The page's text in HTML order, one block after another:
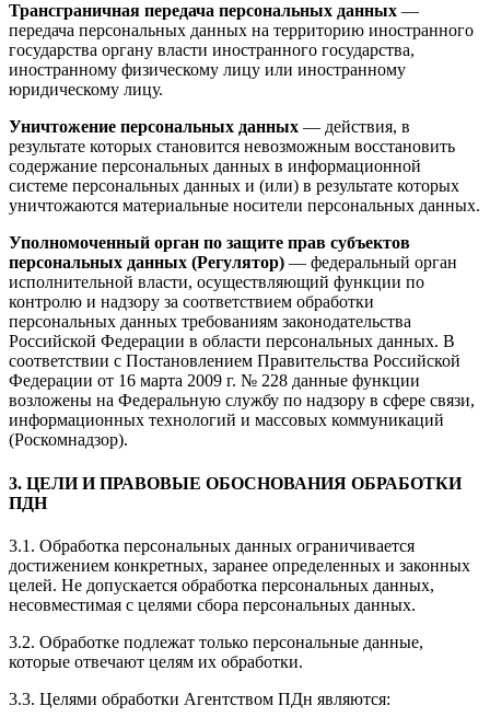
Трансграничная передача персональных данных —
передача персональных данных на территорию иностранного
государства органу власти иностранного государства,
иностранному физическому лицу или иностранному
юридическому лицу.
Уничтожение персональных данных — действия, в
результате которых становится невозможным восстановить
содержание персональных данных в информационной
системе персональных данных и (или) в результате которых
уничтожаются материальные носители персональных данных.
Уполномоченный орган по защите прав субъектов
персональных данных (Регулятор) — федеральный орган
исполнительной власти, осуществляющий функции по
контролю и надзору за соответствием обработки
персональных данных требованиям законодательства
Российской Федерации в области персональных данных. В
соответствии с Постановлением Правительства Российской
Федерации от 16 марта 2009 г. № 228 данные функции
возложены на Федеральную службу по надзору в сфере связи,
информационных технологий и массовых коммуникаций
(Роскомнадзор).
3. ЦЕЛИ И ПРАВОВЫЕ ОБОСНОВАНИЯ ОБРАБОТКИ
ПДН
3.1. Обработка персональных данных ограничивается
достижением конкретных, заранее определенных и законных
целей. Не допускается обработка персональных данных,
несовместимая с целями сбора персональных данных.
3.2. Обработке подлежат только персональные данные,
которые отвечают целям их обработки.
3.3. Целями обработки Агентством ПДн являются: